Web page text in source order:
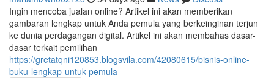
Ingin mencoba jualan online? Artikel ini akan memberikan
gambaran lengkap untuk Anda pemula yang berkeinginan terjun
ke dunia perdagangan digital. Artikel ini akan membahas dasar-
dasar terkait pemilihan
https://gretatqni120853.blogsvila.com/42080615/bisnis-online-
buku-lengkap-untuk-pemula